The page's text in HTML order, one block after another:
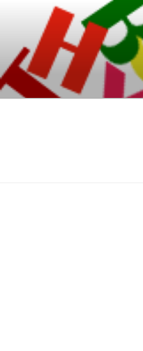
springen